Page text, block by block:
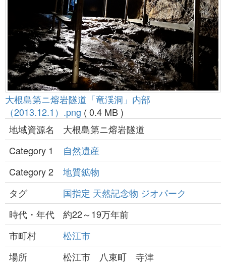
大根島第ニ熔岩隧道「竜渓洞」内部
（2013.12.1）.png ( 0.4 MB )
地域資源名
大根島第ニ熔岩隧道
Category 1
自然遺産
Category 2
地質鉱物
タグ
国指定 天然記念物 ジオパーク
時代・年代
約22～19万年前
市町村
松江市
場所
松江市 八束町 寺津